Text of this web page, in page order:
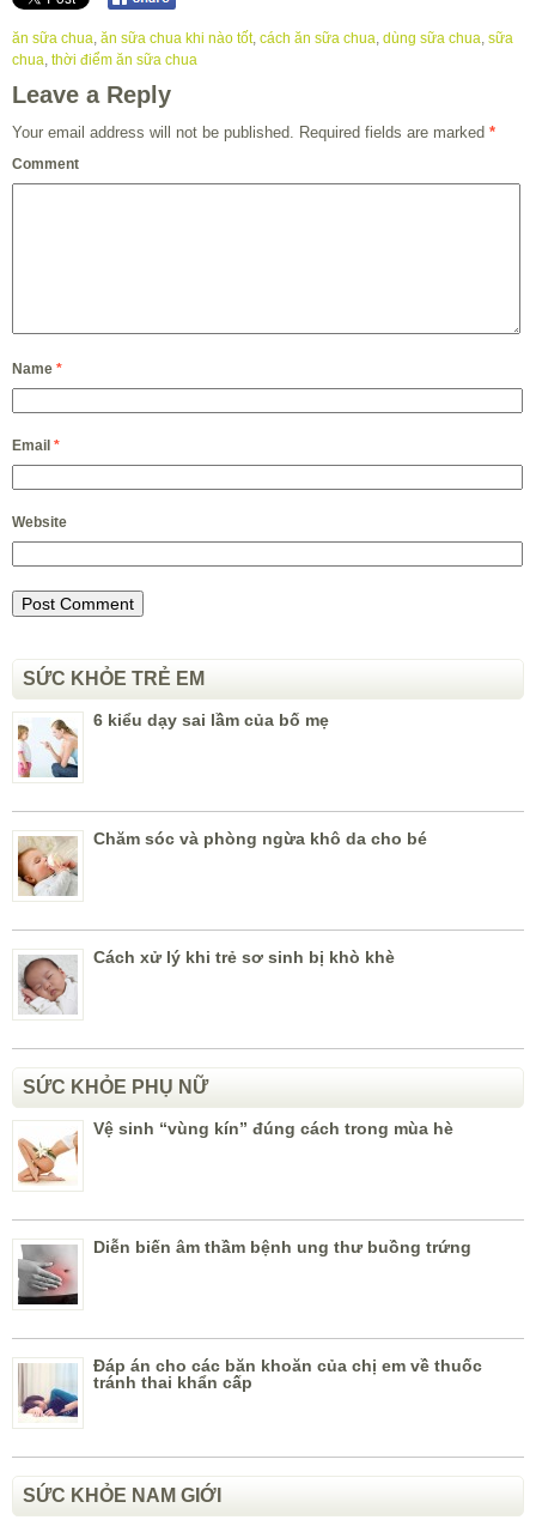
ăn sữa chua, ăn sữa chua khi nào tốt, cách ăn sữa chua, dùng sữa chua, sữa
chua, thời điểm ăn sữa chua
Leave a Reply
Your email address will not be published. Required fields are marked *
Comment
Name *
Email *
Website
SỨC KHỎE TRẺ EM
6 kiểu dạy sai lầm của bố mẹ
Chăm sóc và phòng ngừa khô da cho bé
Cách xử lý khi trẻ sơ sinh bị khò khè
SỨC KHỎE PHỤ NỮ
Vệ sinh “vùng kín” đúng cách trong mùa hè
Diễn biến âm thầm bệnh ung thư buồng trứng
Đáp án cho các băn khoăn của chị em về thuốc
tránh thai khẩn cấp
SỨC KHỎE NAM GIỚI